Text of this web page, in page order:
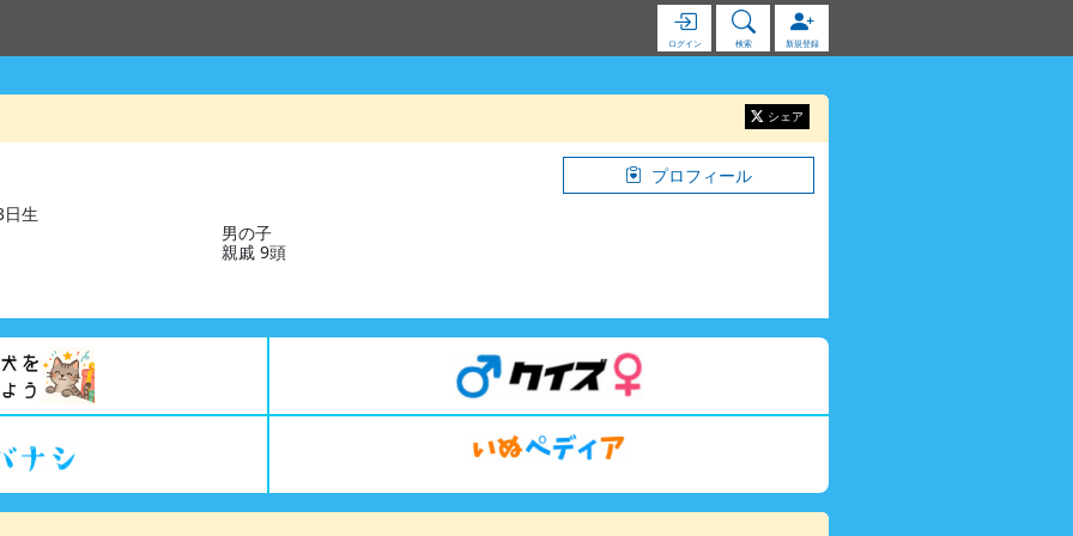
ログイン 検索 新規登録
シェア
生
男の子
親戚 9頭
プロフィール